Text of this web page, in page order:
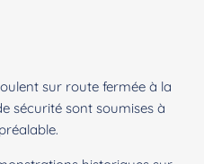
sur route fermée à la
sécurité sont soumises à